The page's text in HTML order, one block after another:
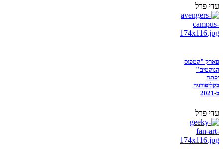
עדי פרל
פארק "קמפוס
הנוקמים"
יפתח
בקליפורניה
ב-2021
עדי פרל